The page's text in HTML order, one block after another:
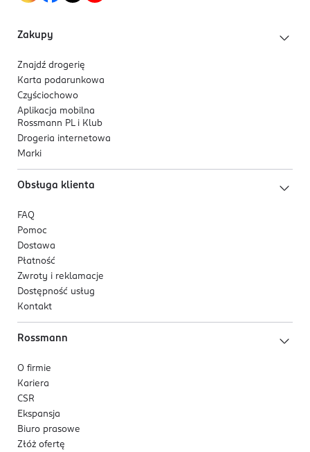
Zakupy
Znajdź drogerię
Karta podarunkowa
Czyściochowo
Aplikacja mobilna
Rossmann PL i Klub
Drogeria internetowa
Marki
Obsługa klienta
FAQ
Pomoc
Dostawa
Płatność
Zwroty i reklamacje
Dostępność usług
Kontakt
Rossmann
O firmie
Kariera
CSR
Ekspansja
Biuro prasowe
Złóż ofertę